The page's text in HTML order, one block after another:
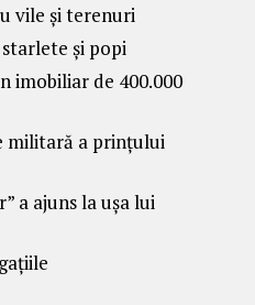
vile și terenuri
și popi
imobiliar de 400.000
militară a prințului
a ajuns la ușa lui